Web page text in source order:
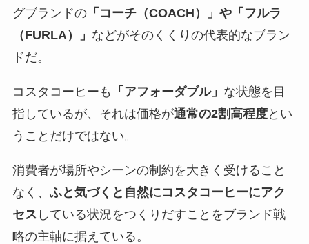
グブランドの「コーチ（COACH）」や「フルラ
（FURLA）」 などがそのくくりの代表的なブラン
ドだ。
コスタコーヒーも 「アフォーダブル」 な状態を目
指しているが、それは価格が通常の2割高程度とい
うことだけではない。
消費者が場所やシーンの制約を大きく受けること
なく、 ふと気づくと自然にコスタコーヒーにアク
セス している状況をつくりだすことをブランド戦
略の主軸に据えている。